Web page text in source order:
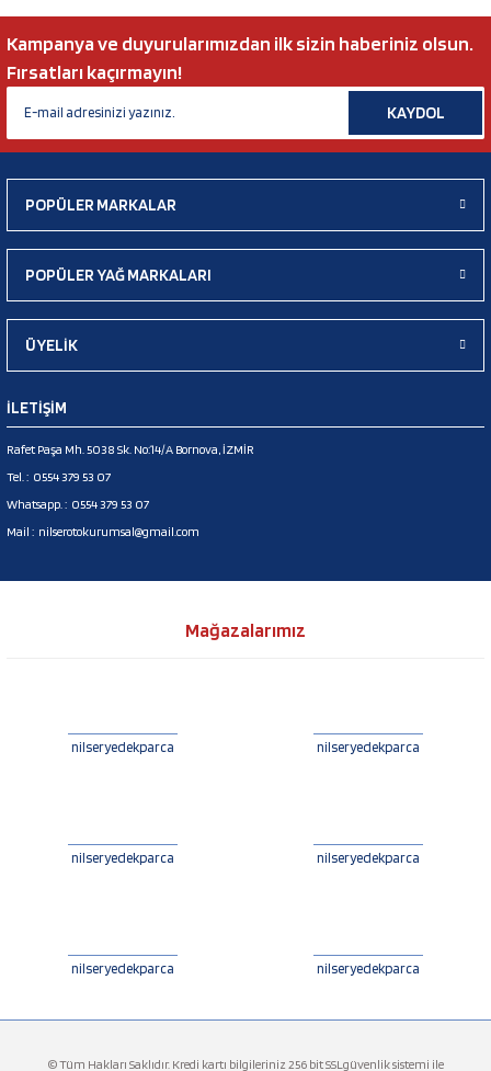
Kampanya ve duyurularımızdan ilk sizin haberiniz olsun.
Fırsatları kaçırmayın!
KAYDOL
POPÜLER MARKALAR
POPÜLER YAĞ MARKALARI
ÜYELİK
İLETİŞİM
Rafet Paşa Mh. 5038 Sk. No:14/A Bornova, İZMİR
Tel. : 0554 379 53 07
Whatsapp. : 0554 379 53 07
Mail : nilserotokurumsal@gmail.com
Mağazalarımız
nilseryedekparca nilseryedekparca
nilseryedekparca nilseryedekparca
nilseryedekparca nilseryedekparca
© Tüm Hakları Saklıdır. Kredi kartı bilgileriniz 256 bit SSLgüvenlik sistemi ile